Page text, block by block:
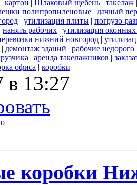
| картон | Шлаковый щебень | такелаж
полипропиленовые | дачный
| утилизация плиты | погрузо-
нанять рабочих | утилизация
нижний новгород |
| демонтаж зданий | рабочие недорого
| аренда такелажников |
офиса | коробки
в 13:27
коробки